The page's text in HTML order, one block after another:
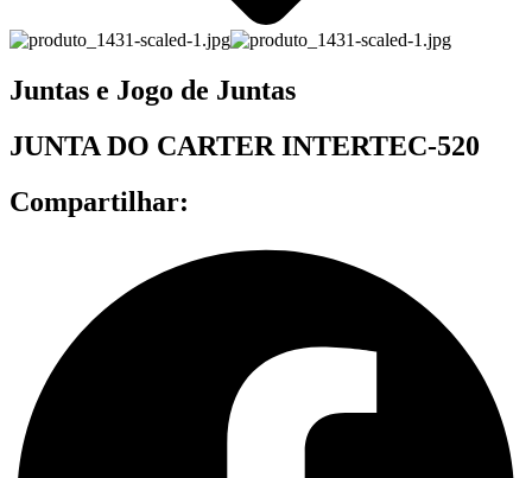
Juntas e Jogo de Juntas
JUNTA DO CARTER INTERTEC-520
Compartilhar: